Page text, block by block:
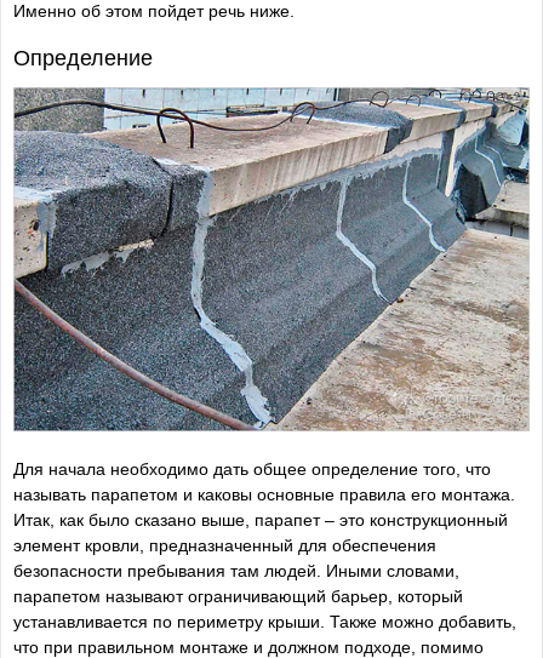
Именно об этом пойдет речь ниже.
Определение
Для начала необходимо дать общее определение того, что
называть парапетом и каковы основные правила его монтажа.
Итак, как было сказано выше, парапет – это конструкционный
элемент кровли, предназначенный для обеспечения
безопасности пребывания там людей. Иными словами,
парапетом называют ограничивающий барьер, который
устанавливается по периметру крыши. Также можно добавить,
что при правильном монтаже и должном подходе, помимо